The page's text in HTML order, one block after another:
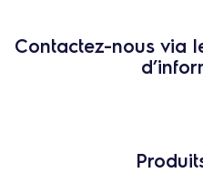
Contactez-nous via